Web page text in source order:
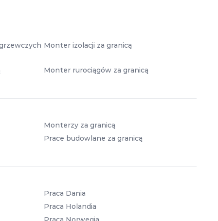
Monter izolacji za granicą
Monter rurociągów za granicą
Monterzy za granicą
Prace budowlane za granicą
Praca Dania
Praca Holandia